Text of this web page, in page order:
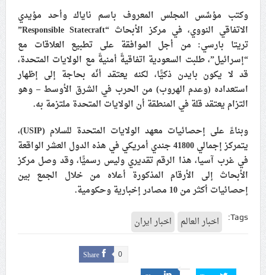
علماء البحرين: طلب الترخيص والإجازة من السلطة في
ممارسة الشعائر الحسينيّة هو في حقيقته محاربة لقضيّة
الإمام الحسين «ع»
لجنة مراسم الوداع والتشييع ومواراة الجثمان للإمام الشهيد
السيّد علي الحسيني الخامنئي تنشر تفاصيل التشييع في
إيران والعراق
وكتب مؤسِّس المجلس المعروف باسم ناياك وأحد مؤيدي
الاتفاقي النووي، في مركز الأبحاث “Responsible Statecraft
”
تريتا بارسي: من أجل الموافقة على تطبيع العلاقات مع
“إسرائيل”، طلبت السعودية اتفاقيةً أمنيةً مع الولايات المتحدة،
قد لا يكون بايدن ذكيًّا، لكنه يعتقد أنّه بحاجة إلى إظهار
استعداده (وعدم الهروب) من الحرب في الشرق الأوسط – وهو
التزام يعتقد قلة في المنطقة أن الولايات المتحدة ملتزمة به.
وبناءً على إحصائيات معهد الولايات المتحدة للسلام (USIP)،
يتمركز إجمالي 41800 جندي أمريكي في هذه الدول العشر الواقعة
في غرب آسيا، هذا الرقم تقديري وليس رسميًّا، وقد وصل مركز
الأبحاث إلى الأرقام المذكورة أعلاه من خلال الجمع بين
إحصائيات أكثر من 10 مصادر إخبارية وحكومية.
Tags: اخبار العالم اخبار ايران
Share 0